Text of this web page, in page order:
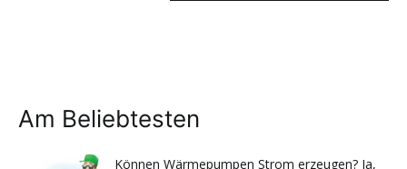
Am Beliebtesten
Können Wärmepumpen Strom erzeugen? Ja,